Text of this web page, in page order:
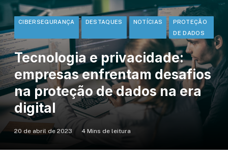
CIBERSEGURANÇA DESTAQUES NOTÍCIAS
PROTEÇÃO
DE DADOS
Tecnologia e privacidade:
empresas enfrentam desafios
na proteção de dados na era
digital
20 de abril de 2023 4 Mins de leitura